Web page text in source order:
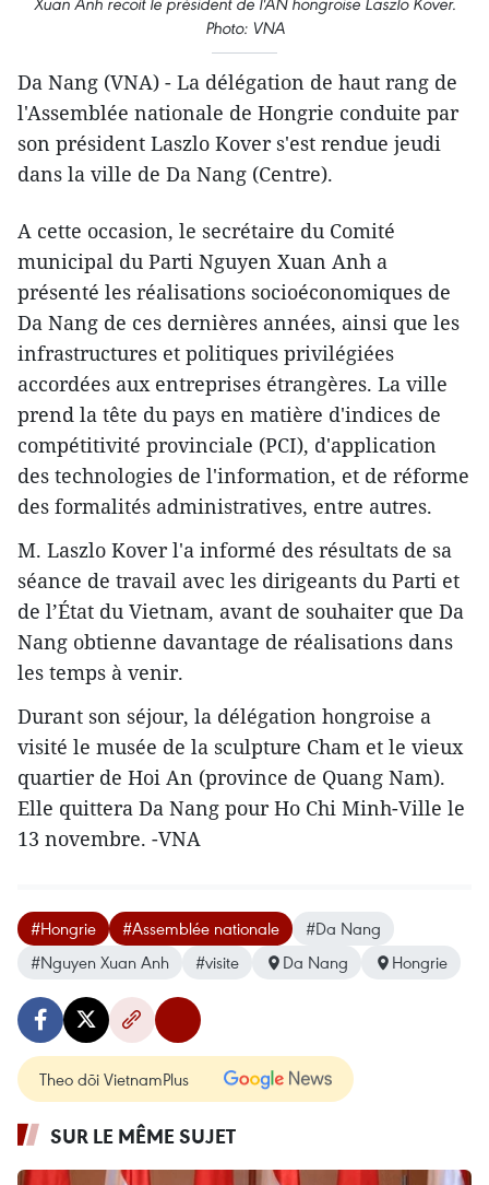
Photo: VNA
Da Nang (VNA) - La délégation de haut rang de
l'Assemblée nationale de Hongrie conduite par
son président Laszlo Kover s'est rendue jeudi
dans la ville de Da Nang (Centre).
A cette occasion, le secrétaire du Comité
municipal du Parti Nguyen Xuan Anh a
présenté les réalisations socioéconomiques ​de
Da Nang de ces dernières années, ainsi que les
infrastructures et politiques privilégiées
accordées aux entreprises étrangères. La ville
prend la tête du pays en matière d'indices de
compétitivité provinciale (PCI), d'application
des technologies de l'information, et de réforme
des formalités administratives, entre autres.
M. Laszlo Kover l'a informé des résultats de sa
séance de travail avec les dirigeants du Parti et
de l’État du Vietnam, avant de souhaiter que Da
Nang obtienne davantage de réalisations dans
les temps à venir.
Durant son séjour, la délégation hongroise a
visité le musée de la sculpture Cham et le vieux
quartier de Hoi An (province de Quang Nam).
Elle quittera Da Nang pour Ho Chi Minh-Ville le
13 novembre. -VNA
#Hongrie #Assemblée nationale
#Da Nang
#Nguyen Xuan Anh
#visite Da Nang Hongrie
Theo dõi VietnamPlus
SUR LE MÊME SUJET